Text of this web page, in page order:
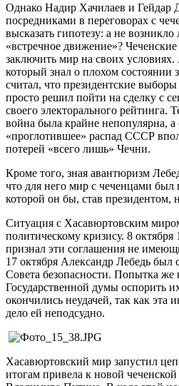
Однако Надир Хачилаев и Гейдар
посредниками в переговорах с
высказать гипотезу: а не возникло
«встречное движение»?
заключить мир на своих
который знал о плохом состоянии
считал, что президентские выборы
просто решил пойти на сделку с
своего электорального рейтинга.
война была крайне непопулярна, а
«проглотившее» распад СССР
потерей «всего лишь» Чечни.
Кроме того, зная авантюризм
что для него мир с чеченцами
которой он бы, став
Ситуация с Хасавюртовским
политическому кризису. 8
признал эти соглашения не
17 октября Александр Лебедь был
Совета безопасности. Попытка же
Государственной думы оспорить
окончились неудачей, так как эта
дело ей неподсудно.
Хасавюртовский мир запустил
итогам привела к новой